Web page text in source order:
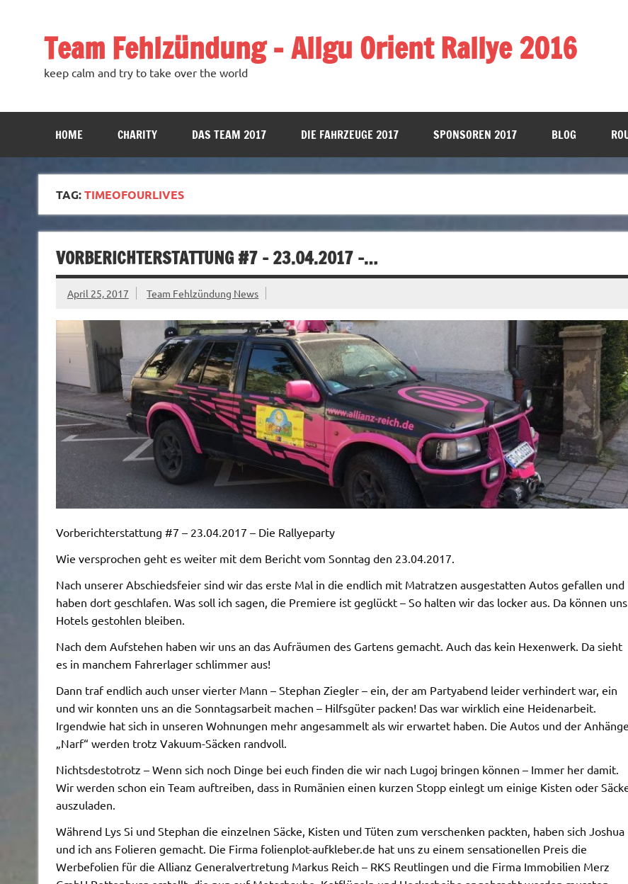
Team Fehlzündung – Allgu Orient Rallye 2016
keep calm and try to take over the world
HOME CHARITY DAS TEAM 2017 DIE FAHRZEUGE 2017 SPONSOREN 2017 BLOG
TAG:TIMEOFOURLIVES
VORBERICHTERSTATTUNG #7 – 23.04.2017 -…
April 25, 2017 Team Fehlzündung News
Vorberichterstattung #7 – 23.04.2017 – Die Rallyeparty
Wie versprochen geht es weiter mit dem Bericht vom Sonntag den 23.04.2017.
Nach unserer Abschiedsfeier sind wir das erste Mal in die endlich mit Matratzen ausgestatten Autos gefallen und
haben dort geschlafen. Was soll ich sagen, die Premiere ist geglückt – So halten wir das locker aus. Da können uns
Hotels gestohlen bleiben.
Nach dem Aufstehen haben wir uns an das Aufräumen des Gartens gemacht. Auch das kein Hexenwerk. Da sieht
es in manchem Fahrerlager schlimmer aus!
Dann traf endlich auch unser vierter Mann – Stephan Ziegler – ein, der am Partyabend leider verhindert war, ein
und wir konnten uns an die Sonntagsarbeit machen – Hilfsgüter packen! Das war wirklich eine Heidenarbeit.
Irgendwie hat sich in unseren Wohnungen mehr angesammelt als wir erwartet haben. Die Autos und der
„Narf“ werden trotz Vakuum-Säcken randvoll.
Nichtsdestotrotz – Wenn sich noch Dinge bei euch finden die wir nach Lugoj bringen können – Immer her damit.
Wir werden schon ein Team auftreiben, dass in Rumänien einen kurzen Stopp einlegt um einige Kisten oder
auszuladen.
Während Lys Si und Stephan die einzelnen Säcke, Kisten und Tüten zum verschenken packten, haben sich Joshua
und ich ans Folieren gemacht. Die Firma folienplot-aufkleber.de hat uns zu einem sensationellen Preis die
Werbefolien für die Allianz Generalvertretung Markus Reich – RKS Reutlingen und die Firma Immobilien Merz